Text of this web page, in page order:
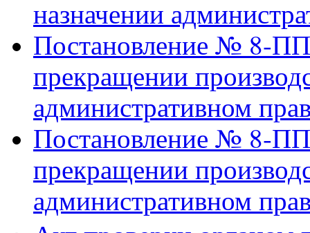
назначении
Постановление № 8-
прекращении
административном
Постановление № 8-
прекращении
административном